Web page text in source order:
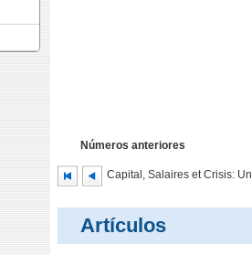
Números anteriores
Capital, Salaires et Crisis:
Artículos